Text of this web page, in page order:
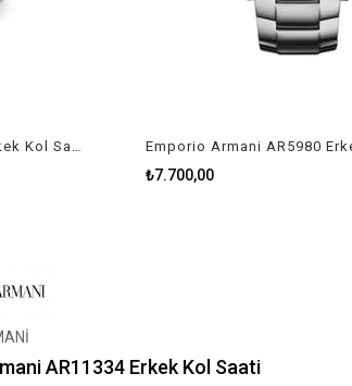
Emporio Armani AR2434 Erkek Kol Saati
₺7.700,00
AR11334 Erkek Kol Saati